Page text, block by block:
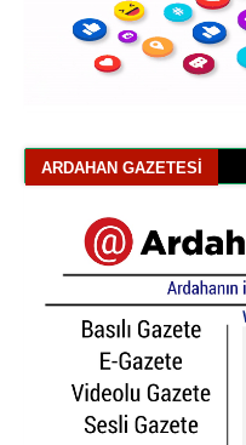
ARDAHAN GAZETESI